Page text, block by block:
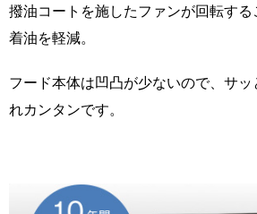
撥油コートを施したファンが回転す
着油を軽減。
フード本体は凹凸が少ないので、サ
れカンタンです。